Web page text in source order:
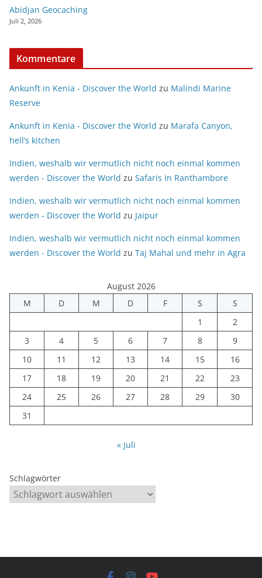
Abidjan Geocaching
Juli 2, 2026
Kommentare
Ankunft in Kenia - Discover the World zu Malindi Marine
Reserve
Ankunft in Kenia - Discover the World zu Marafa Canyon,
hell’s kitchen
Indien, weshalb wir vermutlich nicht noch einmal kommen
werden - Discover the World zu Safaris in Ranthambore
Indien, weshalb wir vermutlich nicht noch einmal kommen
werden - Discover the World zu Jaipur
Indien, weshalb wir vermutlich nicht noch einmal kommen
werden - Discover the World zu Taj Mahal und mehr in Agra
August 2026
M
D M D F S
S
1
2
3
4 5 6 7 8
9
10
11 12 13 14 15
16
17
18 19 20 21 22
23
24
25 26 27 28 29
30
31
« Juli
Schlagwörter